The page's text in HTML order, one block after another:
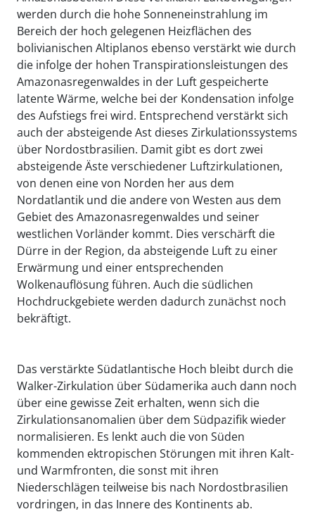
werden durch die hohe Sonneneinstrahlung im
Bereich der hoch gelegenen Heizflächen des
bolivianischen Altiplanos ebenso verstärkt wie durch
die infolge der hohen Transpirationsleistungen des
Amazonasregenwaldes in der Luft gespeicherte
latente Wärme, welche bei der Kondensation infolge
des Aufstiegs frei wird. Entsprechend verstärkt sich
auch der absteigende Ast dieses Zirkulationssystems
über Nordostbrasilien. Damit gibt es dort zwei
absteigende Äste verschiedener Luftzirkulationen,
von denen eine von Norden her aus dem
Nordatlantik und die andere von Westen aus dem
Gebiet des Amazonasregenwaldes und seiner
westlichen Vorländer kommt. Dies verschärft die
Dürre in der Region, da absteigende Luft zu einer
Erwärmung und einer entsprechenden
Wolkenauflösung führen. Auch die südlichen
Hochdruckgebiete werden dadurch zunächst noch
bekräftigt.
Das verstärkte Südatlantische Hoch bleibt durch die
Walker-Zirkulation über Südamerika auch dann noch
über eine gewisse Zeit erhalten, wenn sich die
Zirkulationsanomalien über dem Südpazifik wieder
normalisieren. Es lenkt auch die von Süden
kommenden ektropischen Störungen mit ihren Kalt-
und Warmfronten, die sonst mit ihren
Niederschlägen teilweise bis nach Nordostbrasilien
vordringen, in das Innere des Kontinents ab.